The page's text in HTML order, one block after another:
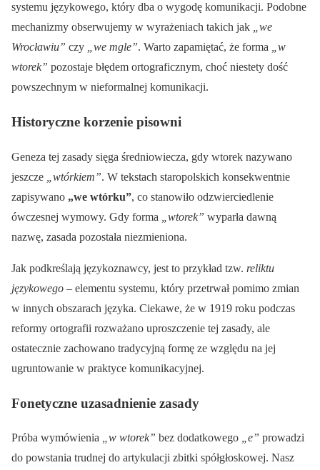
systemu językowego, który dba o wygodę komunikacji. Podobne
mechanizmy obserwujemy w wyrażeniach takich jak „we
Wrocławiu” czy „we mgle”. Warto zapamiętać, że forma „w
wtorek” pozostaje błędem ortograficznym, choć niestety dość
powszechnym w nieformalnej komunikacji.
Historyczne korzenie pisowni
Geneza tej zasady sięga średniowiecza, gdy wtorek nazywano
jeszcze
„wtórkiem”. W tekstach staropolskich konsekwentnie
zapisywano „we wtórku”, co stanowiło odzwierciedlenie
ówczesnej wymowy. Gdy forma
„wtorek” wyparła dawną
nazwę, zasada pozostała niezmieniona.
Jak podkreślają językoznawcy, jest to przykład tzw. reliktu
językowego – elementu systemu, który przetrwał pomimo zmian
w innych obszarach języka. Ciekawe, że w 1919 roku podczas
reformy ortografii rozważano uproszczenie tej zasady, ale
ostatecznie zachowano tradycyjną formę ze względu na jej
ugruntowanie w praktyce komunikacyjnej.
Fonetyczne uzasadnienie zasady
Próba wymówienia „w wtorek” bez dodatkowego „e” prowadzi
do powstania trudnej do artykulacji zbitki spółgłoskowej. Nasz